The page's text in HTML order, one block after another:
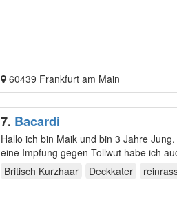
60439 Frankfurt am Main
7. Bacardi
Hallo ich bin Maik und bin 3 Jahre
eine Impfung gegen Tollwut habe ich
Britisch Kurzhaar
Deckkater